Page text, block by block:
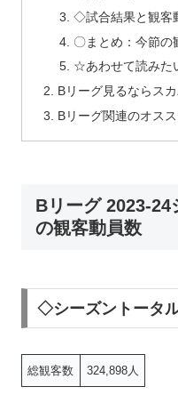
◇試合結果と観客
〇まとめ：今節の
☆あわせて読みた
Bリーグ見るならスカ
Bリーグ関連のオス
Bリーグ 2023-24
の観客動員数
◇シーズントータ
総観客数 324,898人